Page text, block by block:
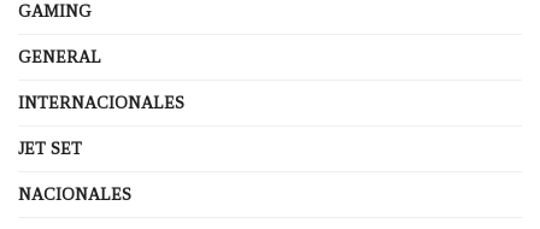
GAMING
GENERAL
INTERNACIONALES
JET SET
NACIONALES